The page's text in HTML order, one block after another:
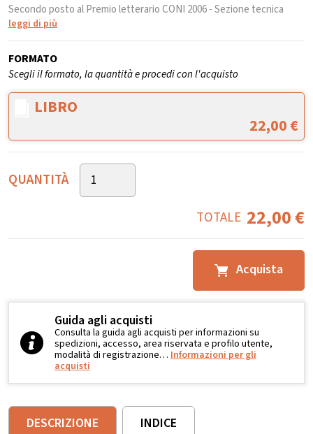
Secondo posto al Premio letterario CONI 2006 - Sezione tecnica
leggi di più
FORMATO
Scegli il formato, la quantità e procedi con l'acquisto
LIBRO
22,00€
QUANTITÀ
TOTALE 22,00€
Acquista
Guida agli acquisti
Consulta la guida agli acquisti per informazioni su
spedizioni, accesso, area riservata e profilo utente,
modalità di registrazione… Informazioni per gli
acquisti
DESCRIZIONE INDICE